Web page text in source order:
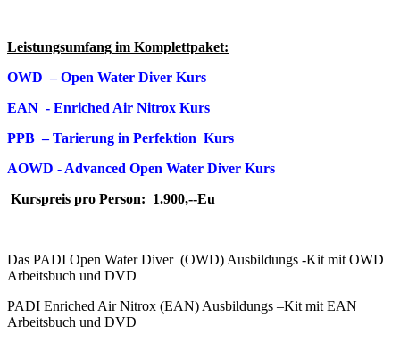
Leistungsumfang im Komplettpaket:
OWD – Open Water Diver Kurs
EAN - Enriched Air Nitrox Kurs
PPB – Tarierung in Perfektion Kurs
AOWD - Advanced Open Water Diver Kurs
Kurspreis pro Person: 1.900,--Eu
Das PADI Open Water Diver (OWD) Ausbildungs -Kit mit OWD
Arbeitsbuch und DVD
PADI Enriched Air Nitrox (EAN) Ausbildungs –Kit mit EAN
Arbeitsbuch und DVD